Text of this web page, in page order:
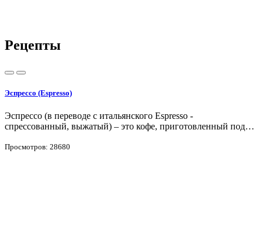
Рецепты
Эспрессо (Espresso)
Эспрессо (в переводе с итальянского Espresso -
спрессованный, выжатый) – это кофе, приготовленный под…
Просмотров: 28680